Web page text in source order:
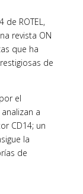
ROTEL,
revista ON
que ha
de
el
a
CD14; un
la
de